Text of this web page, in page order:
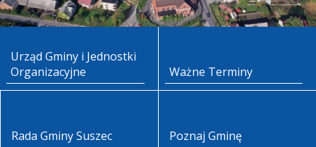
Urząd Gminy i Jednostki
Organizacyjne
Ważne Terminy
Rada Gminy Suszec Poznaj Gminę